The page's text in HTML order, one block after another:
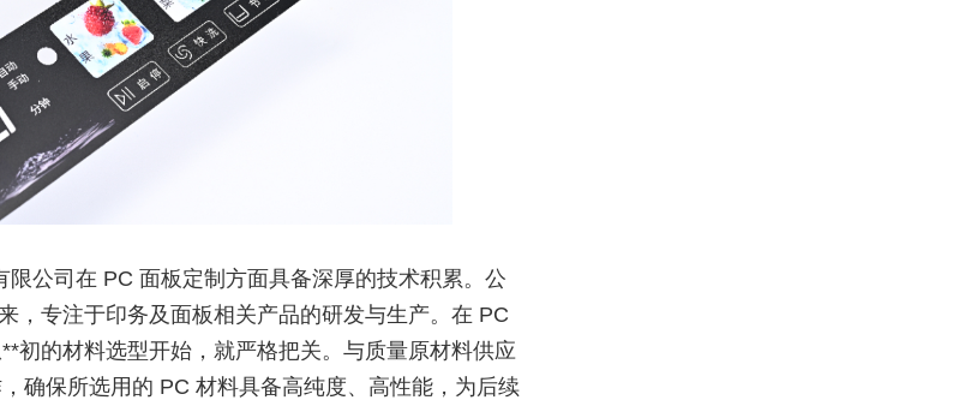
限公司在 PC 面板定制方面具备深厚的技术积累。公
，专注于印务及面板相关产品的研发与生产。在 PC
初的材料选型开始，就严格把关。与质量原材料供应
确保所选用的 PC 材料具备高纯度、高性能，为后续